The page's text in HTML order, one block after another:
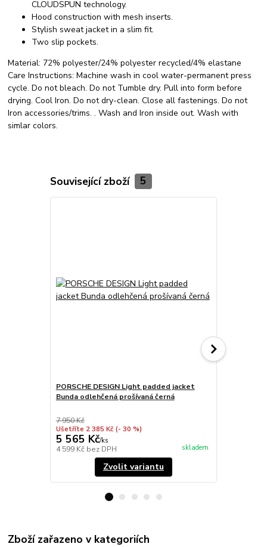
CLOUDSPUN technology.
Hood construction with mesh inserts.
Stylish sweat jacket in a slim fit.
Two slip pockets.
Material: 72% polyester/24% polyester recycled/4% elastane
Care Instructions:Machine wash in cool water-permanent press
cycle. Do not bleach. Do not Tumble dry. Pull into form before
drying. Cool Iron. Do not dry-clean. Close all fastenings. Do not
Iron accessories/trims. . Wash and Iron inside out. Wash with
simlar colors.
Související zboží 5
PORSCHE DESIGN Light padded jacket
Bunda odlehčená prošívaná černá
7 950 Kč
Ušetříte 2 385 Kč (- 30 %)
5 565 Kč/ks
4 599 Kč bez DPH skladem
Zvolit variantu
Zboží zařazeno v kategoriích